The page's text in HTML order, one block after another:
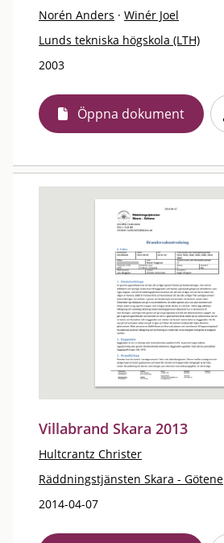
Norén Anders · Winér Joel
Lunds tekniska högskola (LTH)
2003
Öppna dokument
Villabrand Skara 2013
Hultcrantz Christer
Räddningstjänsten Skara - Götene
2014-04-07